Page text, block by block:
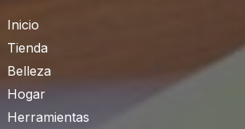
Inicio
Tienda
Belleza
Hogar
Herramientas